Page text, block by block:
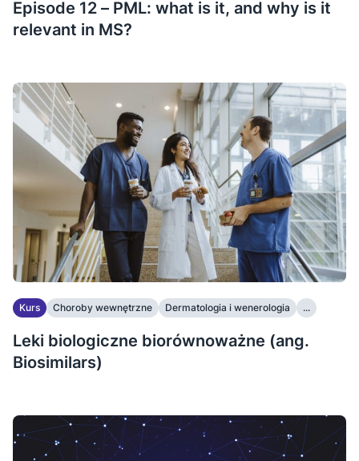
Episode 12 – PML: what is it, and why is it
relevant in MS?
Kurs Choroby wewnętrzne Dermatologia i wenerologia ...
Leki biologiczne biorównoważne (ang.
Biosimilars)